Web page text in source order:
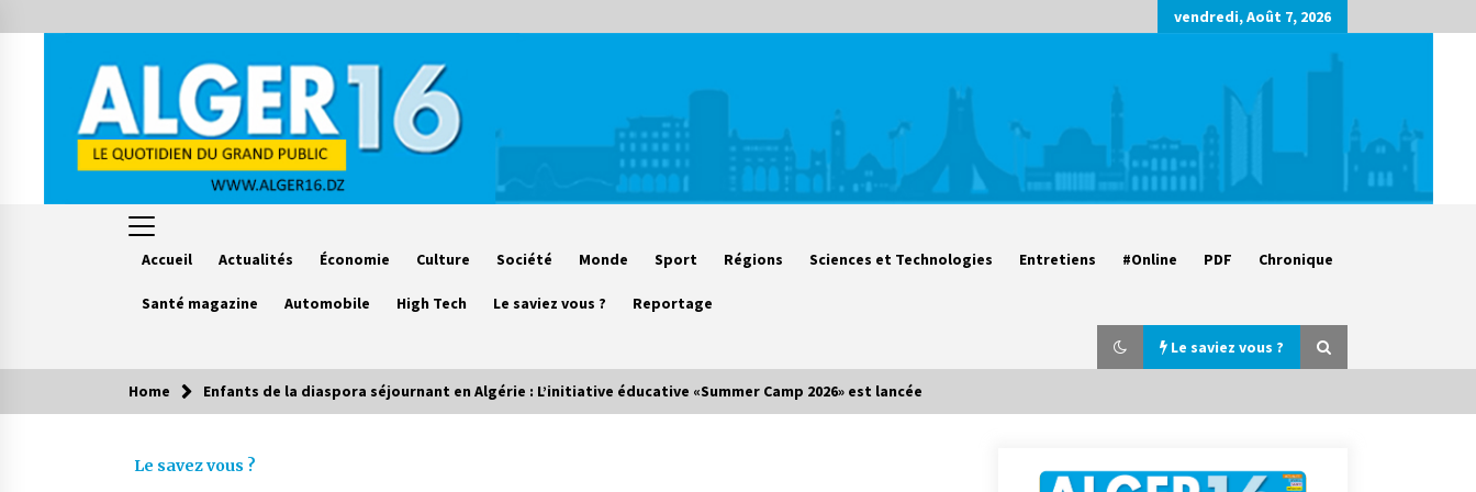
to
vendredi, Août 7, 2026
Accueil Actualités Économie Culture Société Monde Sport Régions Sciences et Technologies Entretiens #Online PDF Chronique
Santé magazine Automobile High Tech Le saviez vous ? Reportage
Le saviez vous ?
Le saviez vous ?
Parking de la Promenade des
Sablettes : Mis en service de bornes
Home Enfants de la diaspora séjournant en Algérie : L’initiative éducative «Summer Camp 2026» est lancée
Le savez vous ?